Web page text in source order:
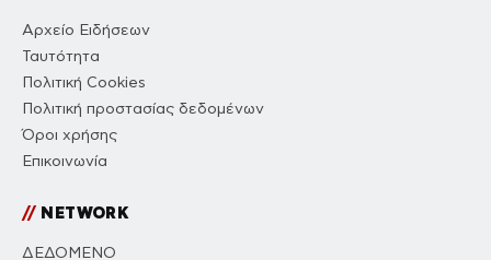
Αρχείο Ειδήσεων
Ταυτότητα
Πολιτική Cookies
Πολιτική προστασίας δεδομένων
Όροι χρήσης
Επικοινωνία
//NETWORK
ΔΕΔΟΜΕΝΟ